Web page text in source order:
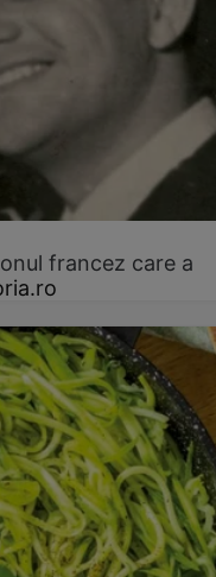
francez care a